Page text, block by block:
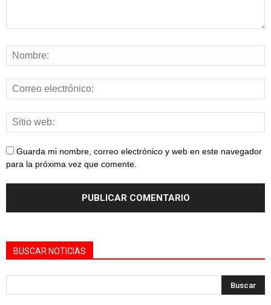
Guarda mi nombre, correo electrónico y web en este navegador
para la próxima vez que comente.
BUSCAR NOTICIAS